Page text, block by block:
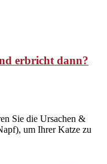
erbricht dann?
Sie die Ursachen &
um Ihrer Katze zu